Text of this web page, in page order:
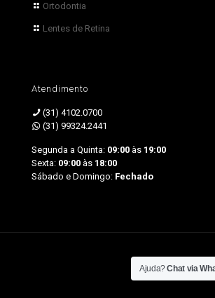
Ortodontia
Lentes de Retina
Atendimento
(31) 4102.0700
(31) 99324.2441
Segunda a Quinta: 09:00 às 19:00
Sexta: 09:00 às 18:00
Sábado e Domingo: Fechado
Ajuda?Chat via